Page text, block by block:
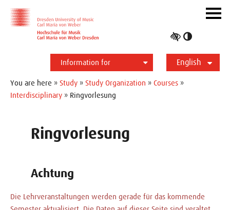
contrast
Information for
Students
Applicants
International
Press
Alumni
English
ein-/
You are here » Study » Study Organization » Courses »
Interdisciplinary » Ringvorlesung
Ringvorlesung
Achtung
Die Lehrveranstaltungen werden gerade für das kommende